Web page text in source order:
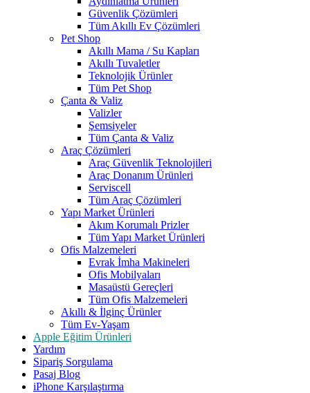
Güvenlik Çözümleri
Tüm Akıllı Ev Çözümleri
Pet Shop
Akıllı Mama / Su Kapları
Akıllı Tuvaletler
Teknolojik Ürünler
Tüm Pet Shop
Çanta & Valiz
Valizler
Şemsiyeler
Tüm Çanta & Valiz
Araç Çözümleri
Araç Güvenlik Teknolojileri
Araç Donanım Ürünleri
Serviscell
Tüm Araç Çözümleri
Yapı Market Ürünleri
Akım Korumalı Prizler
Tüm Yapı Market Ürünleri
Ofis Malzemeleri
Evrak İmha Makineleri
Ofis Mobilyaları
Masaüstü Gereçleri
Tüm Ofis Malzemeleri
Akıllı & İlginç Ürünler
Tüm Ev-Yaşam
Apple Eğitim Ürünleri
Yardım
Sipariş Sorgulama
Pasaj Blog
iPhone Karşılaştırma